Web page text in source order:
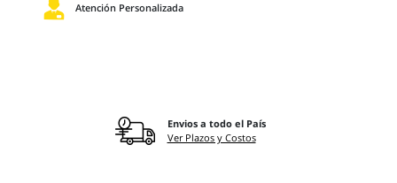
Atención Personalizada
Envios a todo el País
Ver Plazos y Costos